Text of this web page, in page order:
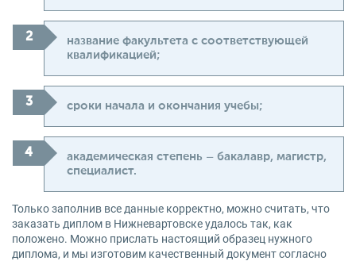
название факультета с соответствующей
квалификацией;
сроки начала и окончания учебы;
академическая степень – бакалавр, магистр,
специалист.
Только заполнив все данные корректно, можно считать, что
заказать диплом в Нижневартовске удалось так, как
положено. Можно прислать настоящий образец нужного
диплома, и мы изготовим качественный документ согласно